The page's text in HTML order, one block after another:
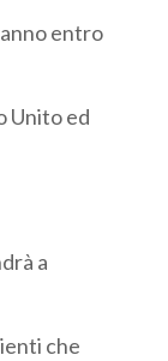
entro
Unito ed
a
che